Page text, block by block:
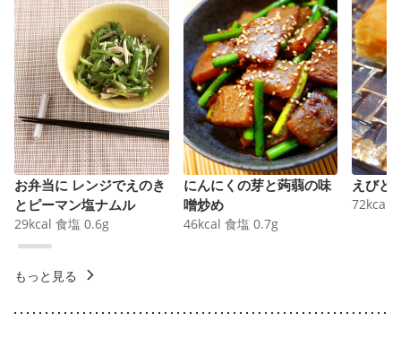
お弁当に レンジでえのき
とピーマン塩ナムル
29kcal 食塩 0.6g
にんにくの芽と蒟蒻の味
噌炒め
46kcal 食塩 0.7g
えびと
72kcal
もっと見る